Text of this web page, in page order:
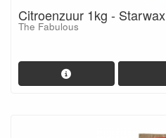
Citroenzuur 1kg - Starwax
The Fabulous